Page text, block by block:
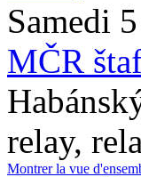
Samedi
MČR
relay,
Montrer la vue